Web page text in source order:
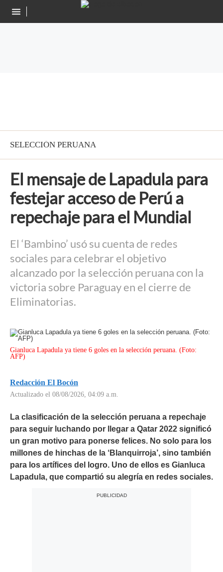
SELECCIÓN PERUANA
El mensaje de Lapadula para
festejar acceso de Perú a
repechaje para el Mundial
El ‘Bambino’ usó su cuenta de redes
sociales para celebrar el objetivo
alcanzado por la selección peruana con la
victoria sobre Paraguay en el cierre de
Eliminatorias.
Gianluca Lapadula ya tiene 6 goles en la selección peruana. (Foto:
AFP)
Redacción El Bocón
Actualizado el 08/08/2026, 04:09 a.m.
La clasificación de la selección peruana a repechaje
para seguir luchando por llegar a Qatar 2022 significó
un gran motivo para ponerse felices. No solo para los
millones de hinchas de la ‘Blanquirroja’, sino también
para los artífices del logro. Uno de ellos es Gianluca
Lapadula, que compartió su alegría en redes sociales.